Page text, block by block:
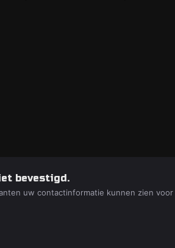
bevestigd.
uw contactinformatie kunnen zien